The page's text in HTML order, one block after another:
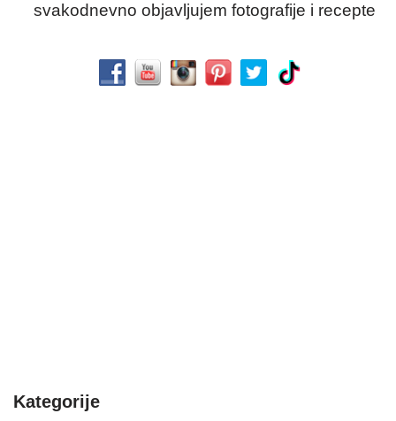
svakodnevno objavljujem fotografije i recepte
Kategorije